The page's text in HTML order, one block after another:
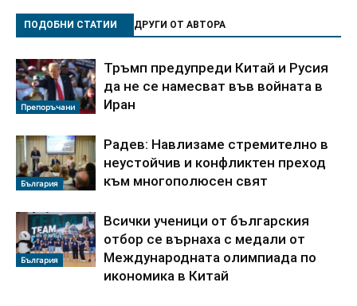
ПОДОБНИ СТАТИИ ДРУГИ ОТ АВТОРА
Препоръчани
Тръмп предупреди Китай и Русия
да не се намесват във войната в
Иран
България
Радев: Навлизаме стремително в
неустойчив и конфликтен преход
към многополюсен свят
България
Всички ученици от българския
отбор се върнаха с медали от
Международната олимпиада по
икономика в Китай